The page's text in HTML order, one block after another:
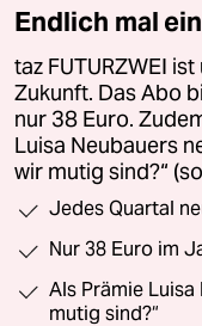
Endlich mal
taz FUTURZWEI
Zukunft. Das Abo
nur 38 Euro.
Luisa Neubauers
wir mutig sind?“
Jedes Quartal
Nur 38 Euro im
Als Prämie Luisa
mutig sind?“